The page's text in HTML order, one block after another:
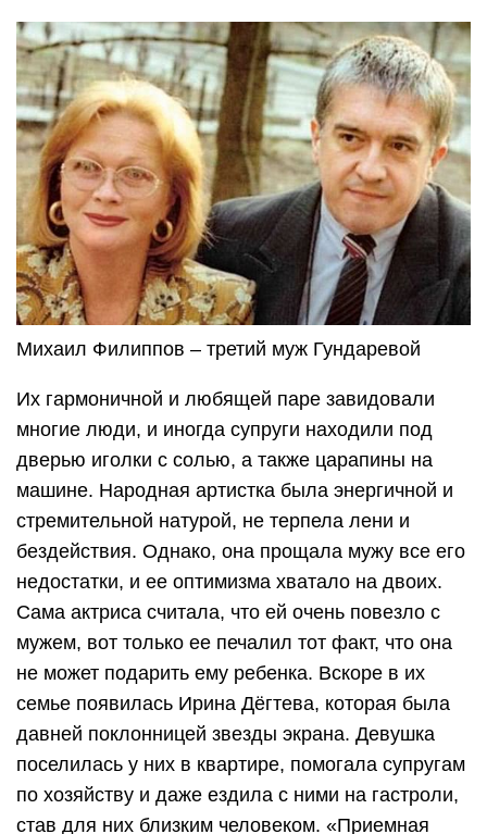
Михаил Филиппов – третий муж Гундаревой
Их гармоничной и любящей паре завидовали
многие люди, и иногда супруги находили под
дверью иголки с солью, а также царапины на
машине. Народная артистка была энергичной и
стремительной натурой, не терпела лени и
бездействия. Однако, она прощала мужу все его
недостатки, и ее оптимизма хватало на двоих.
Сама актриса считала, что ей очень повезло с
мужем, вот только ее печалил тот факт, что она
не может подарить ему ребенка. Вскоре в их
семье появилась Ирина Дёгтева, которая была
давней поклонницей звезды экрана. Девушка
поселилась у них в квартире, помогала супругам
по хозяйству и даже ездила с ними на гастроли,
став для них близким человеком. «Приемная